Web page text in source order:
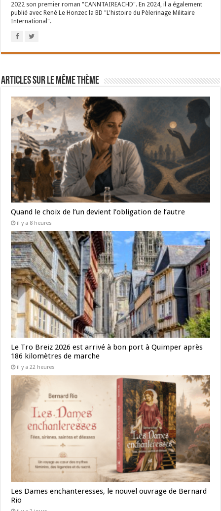
2022 son premier roman "CANNTAIREACHD". En 2024, il a également
publié avec René Le Honzec la BD "L'histoire du Pèlerinage Militaire
International".
Articles sur le même thème
Quand le choix de l’un devient l’obligation de l’autre
il y a 8 heures
Le Tro Breiz 2026 est arrivé à bon port à Quimper après
186 kilomètres de marche
il y a 22 heures
Les Dames enchanteresses, le nouvel ouvrage de Bernard
Rio